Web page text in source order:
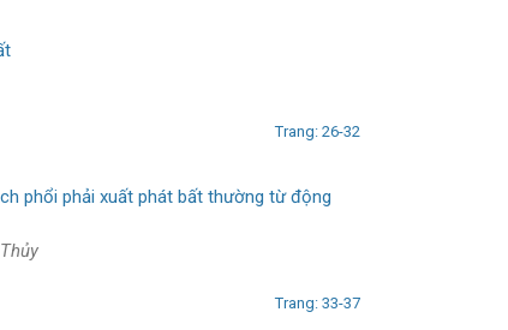
Trang: 26-32
phổi phải xuất phát bất thường từ động
Trang: 33-37